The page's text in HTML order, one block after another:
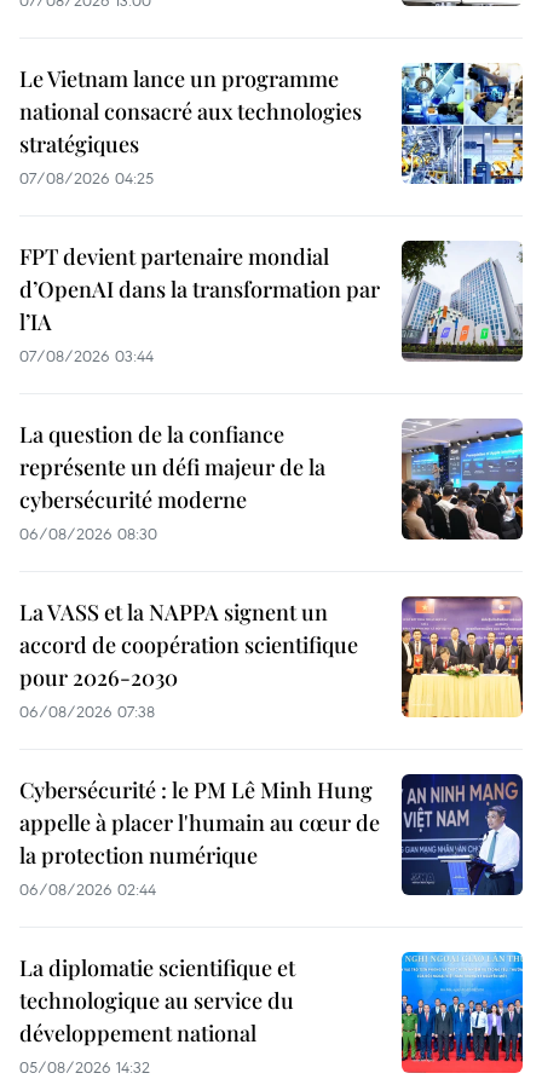
Le Vietnam lance un programme
national consacré aux technologies
stratégiques
07/08/2026 04:25
FPT devient partenaire mondial
d’OpenAI dans la transformation par
l’IA
07/08/2026 03:44
La question de la confiance
représente un défi majeur de la
cybersécurité moderne
06/08/2026 08:30
La VASS et la NAPPA signent un
accord de coopération scientifique
pour 2026-2030
06/08/2026 07:38
Cybersécurité : le PM Lê Minh Hung
appelle à placer l'humain au cœur de
la protection numérique
06/08/2026 02:44
La diplomatie scientifique et
technologique au service du
développement national
05/08/2026 14:32